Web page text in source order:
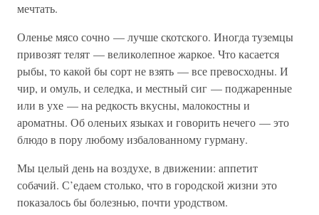
мечтать.
Оленье мясо сочно — лучше скотского. Иногда туземцы
привозят телят — великолепное жаркое. Что касается
рыбы, то какой бы сорт не взять — все превосходны. И
чир, и омуль, и селедка, и местный сиг — поджаренные
или в ухе — на редкость вкусны, малокостны и
ароматны. Об оленьих языках и говорить нечего — это
блюдо в пору любому избалованному гурману.
Мы целый день на воздухе, в движении: аппетит
собачий. С’едаем столько, что в городской жизни это
показалось бы болезнью, почти уродством.